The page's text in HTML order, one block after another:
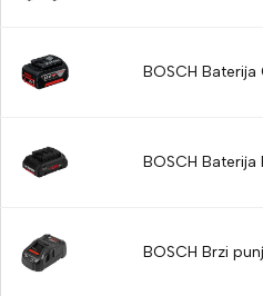
BOSCH Baterija
BOSCH
BOSCH Brzi